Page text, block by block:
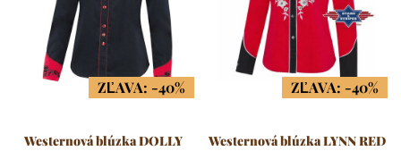
ZĽAVA: -40%
Westernová blúzka DOLLY
ZĽAVA: -40%
Westernová blúzka LYNN RED